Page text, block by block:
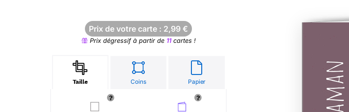
Prix de votre carte : 2,99 €
Prix dégressif à partir de 11cartes !
Taille Coins Papier